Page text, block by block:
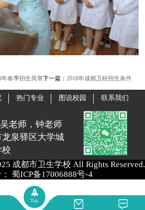
年春季招生简章下一篇：2018年成都卫校招生条件
热门专业 图说校园 联系我们
老师，钟老师
泉驿区大学城
成都市卫生学校 All Rights Reserved.
蜀ICP备17006888号-4
Top